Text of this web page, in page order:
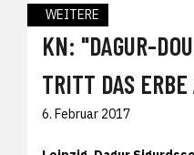
WEITERE
KN: "DAGUR-
TRITT DAS
6. Februar 2017